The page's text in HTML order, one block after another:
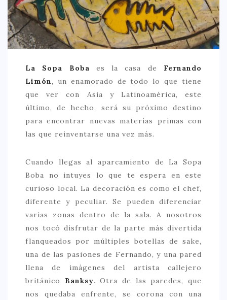
ITALIANA
LATINA
SALUDABLE
TRADICIONAL
PRECIO
25 – 50 €
NUESTROS FAVORITOS
BEAUTY
CONOCIENDO A …
ESCAPADAS
EVENTOS POP UP
La Sopa Boba es la casa de Fernando
Limón, un enamorado de todo lo que tiene
que ver con Asia y Latinoamérica, este
último, de hecho, será su próximo destino
para encontrar nuevas materias primas con
las que reinventarse una vez más.
Cuando llegas al aparcamiento de La Sopa
Boba no intuyes lo que te espera en este
curioso local. La decoración es como el chef,
diferente y peculiar. Se pueden diferenciar
varias zonas dentro de la sala. A nosotros
nos tocó disfrutar de la parte más divertida
flanqueados por múltiples botellas de sake,
una de las pasiones de Fernando, y una pared
llena de imágenes del artista callejero
británico Banksy. Otra de las paredes, que
nos quedaba enfrente, se corona con una